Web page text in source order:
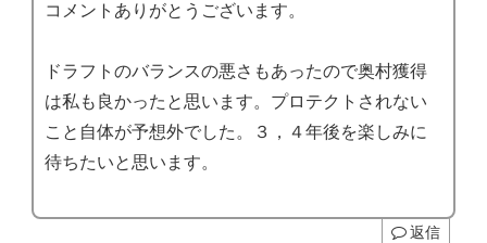
コメントありがとうございます。
ドラフトのバランスの悪さもあったので奥村獲得
は私も良かったと思います。プロテクトされない
こと自体が予想外でした。３，４年後を楽しみに
待ちたいと思います。
返信